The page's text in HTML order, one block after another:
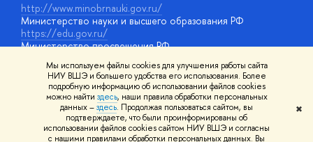
Мы используем файлы cookies для улучшения работы сайта
НИУ ВШЭ и большего удобства его использования. Более
подробную информацию об использовании файлов cookies
можно найти здесь, наши правила обработки персональных
данных –здесь. Продолжая пользоваться сайтом, вы
подтверждаете, что были проинформированы об
использовании файлов cookies сайтом НИУ ВШЭ и согласны
с нашими правилами обработки персональных данных. Вы
✖
http://www.minobrnauki.gov.ru/
Министерство науки и высшего образования РФ
https://edu.gov.ru/
Министерство просвещения РФ
Массовые открытые онлайн-курсы
© НИУ ВШЭ 1993–2026 Адреса и контактыУсловия
использования материалов Политика конфиденциальности